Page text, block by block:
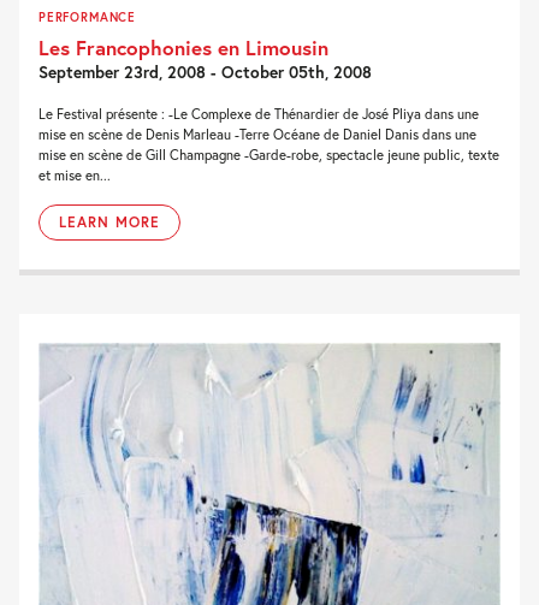
PERFORMANCE
Les Francophonies en Limousin
September 23rd, 2008 - October 05th, 2008
Le Festival présente : -Le Complexe de Thénardier de José Pliya dans une
mise en scène de Denis Marleau -Terre Océane de Daniel Danis dans une
mise en scène de Gill Champagne -Garde-robe, spectacle jeune public, texte
et mise en...
LEARN MORE